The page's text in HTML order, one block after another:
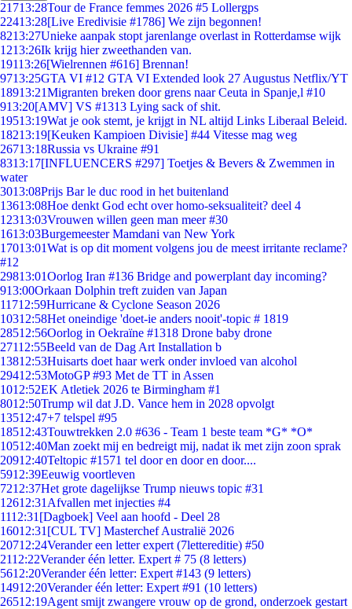
21713:28Tour de France femmes 2026 #5 Lollergps
22413:28[Live Eredivisie #1786] We zijn begonnen!
8213:27Unieke aanpak stopt jarenlange overlast in Rotterdamse wijk
1213:26Ik krijg hier zweethanden van.
19113:26[Wielrennen #616] Brennan!
9713:25GTA VI #12 GTA VI Extended look 27 Augustus Netflix/YT
18913:21Migranten breken door grens naar Ceuta in Spanje,l #10
913:20[AMV] VS #1313 Lying sack of shit.
19513:19Wat je ook stemt, je krijgt in NL altijd Links Liberaal Beleid.
18213:19[Keuken Kampioen Divisie] #44 Vitesse mag weg
26713:18Russia vs Ukraine #91
8313:17[INFLUENCERS #297] Toetjes & Bevers & Zwemmen in
water
3013:08Prijs Bar le duc rood in het buitenland
13613:08Hoe denkt God echt over homo-seksualiteit? deel 4
12313:03Vrouwen willen geen man meer #30
1613:03Burgemeester Mamdani van New York
17013:01Wat is op dit moment volgens jou de meest irritante reclame?
#12
29813:01Oorlog Iran #136 Bridge and powerplant day incoming?
913:00Orkaan Dolphin treft zuiden van Japan
11712:59Hurricane & Cyclone Season 2026
10312:58Het oneindige 'doet-ie anders nooit'-topic # 1819
28512:56Oorlog in Oekraïne #1318 Drone baby drone
27112:55Beeld van de Dag Art Installation b
13812:53Huisarts doet haar werk onder invloed van alcohol
29412:53MotoGP #93 Met de TT in Assen
1012:52EK Atletiek 2026 te Birmingham #1
8012:50Trump wil dat J.D. Vance hem in 2028 opvolgt
13512:47+7 telspel #95
18512:43Touwtrekken 2.0 #636 - Team 1 beste team *G* *O*
10512:40Man zoekt mij en bedreigt mij, nadat ik met zijn zoon sprak
20912:40Teltopic #1571 tel door en door en door....
5912:39Eeuwig voortleven
7212:37Het grote dagelijkse Trump nieuws topic #31
12612:31 Afvallen met injecties #4
1112:31 [Dagboek] Veel aan hoofd - Deel 28
16012:31 [CUL TV] Masterchef Australië 2026
20712:24Verander een letter expert (7lettereditie) #50
2112:22Verander één letter. Expert # 75 (8 letters)
5612:20Verander één letter: Expert #143 (9 letters)
14912:20Verander één letter: Expert #91 (10 letters)
26512:19Agent smijt zwangere vrouw op de grond, onderzoek gestart